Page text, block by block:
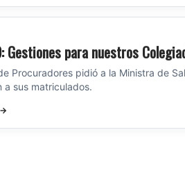
Gestiones para nuestros
Procuradores pidió a la Ministra de
a sus matriculados.